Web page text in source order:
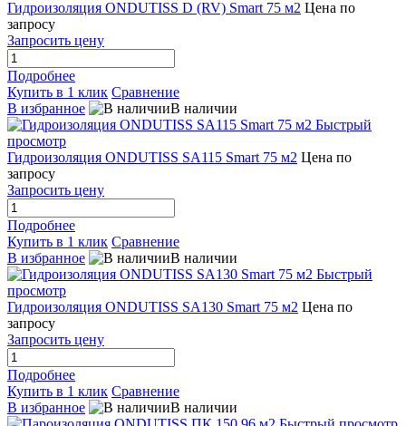
Гидроизоляция ONDUTISS D (RV) Smart 75 м2 Цена по
запросу
Запросить цену
Подробнее
Купить в 1 клик Сравнение
В избранное
В наличии
Быстрый
просмотр
Гидроизоляция ONDUTISS SA115 Smart 75 м2 Цена по
запросу
Запросить цену
Подробнее
Купить в 1 клик Сравнение
В избранное
В наличии
Быстрый
просмотр
Гидроизоляция ONDUTISS SA130 Smart 75 м2 Цена по
запросу
Запросить цену
Подробнее
Купить в 1 клик Сравнение
В избранное
В наличии